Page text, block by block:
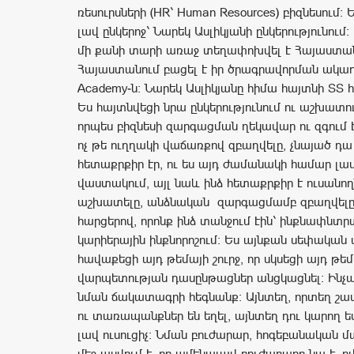
ռեսուրսների (HR՝ Human Resources)
լավ ընկերոջ՝ Նարեկ Ասլիկյանի
մի քանի տարի առաջ տեղափոխվել է
Հայաստանում բացել է իր ծրագրավորման
Academy-ն։ Նարեկ Ասլիկյանը հիմա հայտնի
Ես հայտնվեցի նրա ընկերությունում ու
որպես բիզնեսի զարգացման ղեկավար ու զգում
ոչ թե ուղղակի վաճառքով զբաղվելը, չնայած դա
հետաքրքիր էր, ու ես այդ ժամանակի համար
վաստակում, այլ նաև ինձ հետաքրքիր է
աշխատելը, անձնական զարգացմամբ
հարցերով, որոնք ինձ տանջում էին՝
կարիերային ինքնորոշում։ Ես այնքան սեփական
հավաքեցի այդ թեմայի շուրջ, որ սկսեցի այդ
վարպետության դասընթացներ անցկացնել։
նման ճակատագրի հեգնանք։ Այնտեղ, որտեղ
ու տառապանքներ են եղել, այնտեղ դու կարող
լավ ուսուցիչ։ Նման բուժարար, հոգեբանական